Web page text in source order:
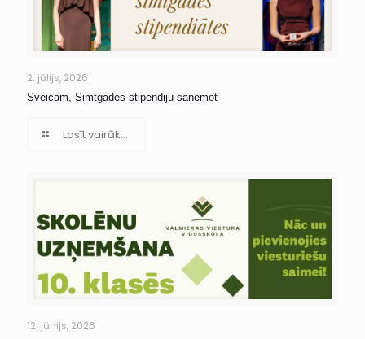
2. jūlijs, 2026
Sveicam, Simtgades stipendiju saņemot
Lasīt vairāk...
12. jūnijs, 2026